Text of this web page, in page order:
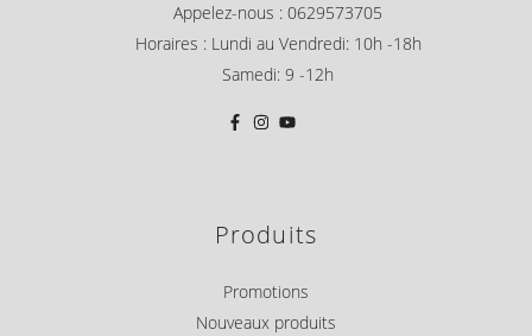
Appelez-nous : 0629573705
Horaires : Lundi au Vendredi: 10h -18h
Samedi: 9 -12h
Produits
Promotions
Nouveaux produits